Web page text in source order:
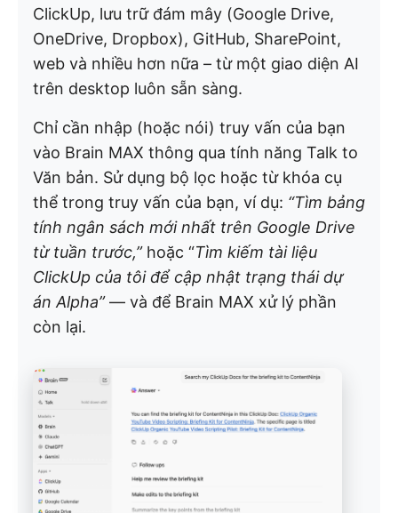
ClickUp, lưu trữ đám mây (Google Drive,
OneDrive, Dropbox), GitHub, SharePoint,
web và nhiều hơn nữa – từ một giao diện AI
trên desktop luôn sẵn sàng.
Chỉ cần nhập (hoặc nói) truy vấn của bạn
vào Brain MAX thông qua tính năng Talk to
Văn bản. Sử dụng bộ lọc hoặc từ khóa cụ
thể trong truy vấn của bạn, ví dụ: “Tìm bảng
tính ngân sách mới nhất trên Google Drive
từ tuần trước,”hoặc “Tìm kiếm tài liệu
ClickUp của tôi để cập nhật trạng thái dự
án Alpha”— và để Brain MAX xử lý phần
còn lại.